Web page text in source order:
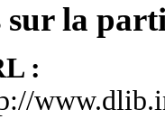
sur la
: